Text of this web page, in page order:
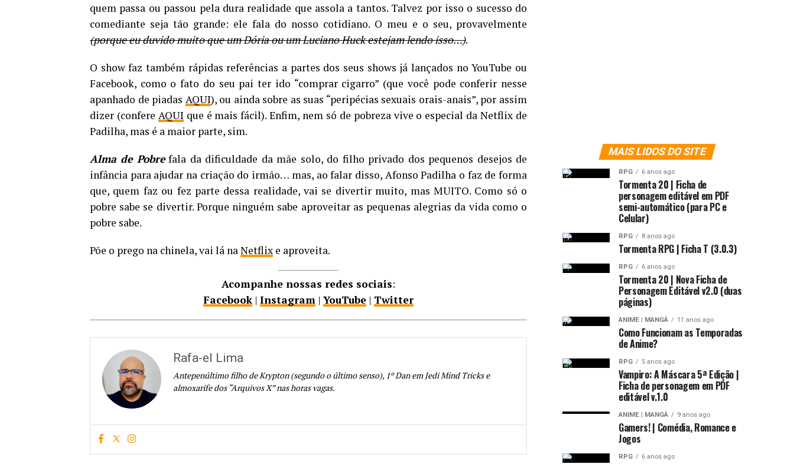
quem passa ou passou pela dura realidade que assola a tantos. Talvez por isso o sucesso do
comediante seja tão grande: ele fala do nosso cotidiano. O meu e o seu, provavelmente
(porque eu duvido muito que um Dória ou um Luciano Huck estejam lendo isso…).
O show faz também rápidas referências a partes dos seus shows já lançados no YouTube ou
Facebook, como o fato do seu pai ter ido “comprar cigarro” (que você pode conferir nesse
apanhado de piadas AQUI), ou ainda sobre as suas “peripécias sexuais orais-anais”, por assim
dizer (confere AQUI que é mais fácil). Enfim, nem só de pobreza vive o especial da Netflix de
Padilha, mas é a maior parte, sim.
Alma de Pobrefala da dificuldade da mãe solo, do filho privado dos pequenos desejos de
infância para ajudar na criação do irmão… mas, ao falar disso, Afonso Padilha o faz de forma
que, quem faz ou fez parte dessa realidade, vai se divertir muito, mas MUITO. Como só o
pobre sabe se divertir. Porque ninguém sabe aproveitar as pequenas alegrias da vida como o
pobre sabe.
Põe o prego na chinela, vai lá naNetflix e aproveita.
Acompanhe nossas redes sociais:
Facebook | Instagram | YouTube | Twitter
Rafa-el Lima
Antepenúltimo filho de Krypton (segundo o último senso), 1º Dan em Jedi Mind Tricks e
almoxarife dos “Arquivos X” nas horas vagas.
MAIS LIDOS DO SITE
RPG 6 anos ago
Tormenta 20 | Ficha de
personagem editável em PDF
semi-automático (para PC e
Celular)
RPG 8 anos ago
Tormenta RPG | Ficha T (3.0.3)
RPG 6 anos ago
Tormenta 20 | Nova Ficha de
Personagem Editável v2.0 (duas
páginas)
ANIME | MANGÁ 11 anos ago
Como Funcionam as Temporadas
de Anime?
RPG 5 anos ago
Vampiro: A Máscara 5ª Edição |
Ficha de personagem em PDF
editável v.1.0
ANIME | MANGÁ 9 anos ago
Gamers! | Comédia, Romance e
Jogos
RPG 6 anos ago